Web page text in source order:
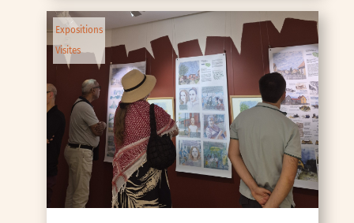
Expositions
Visites